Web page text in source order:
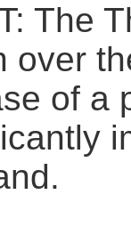
The
over
of a